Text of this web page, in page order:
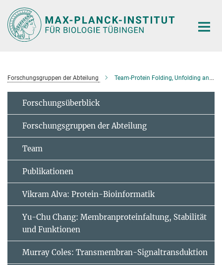
Hauptinhalt
Forschungsgruppen der Abteilung Team-Protein Folding, Unfolding and Degradation
Forschungsüberblick
Forschungsgruppen der Abteilung
Team
Publikationen
Vikram Alva: Protein-Bioinformatik
Yu-Chu Chang: Membranproteinfaltung, Stabilität
und Funktionen
Murray Coles: Transmembran-Signaltransduktion